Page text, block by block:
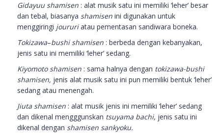
Gidayuu shamisen : alat musik satu ini memiliki ‘leher’ besar
dan tebal, biasanya shamisen ini digunakan untuk
menggiringi joururiatau pementasan sandiwara boneka.
Tokizawa–bushi shamisen : berbeda dengan kebanyakan,
jenis satu ini memiliki ‘leher’ sedang.
Kiyomoto shamisen : sama halnya dengan tokizawa-bushi
shamisen, jenis alat musik satu ini pun memiliki bentuk ‘leher’
sedang atau menengah.
Jiuta shamisen : alat musik jenis ini memiliki ‘leher’ sedang
dan dikenal mengggunskan tsuyama bachi, jenis satu ini
dikenal dengan shamisen sankyoku.